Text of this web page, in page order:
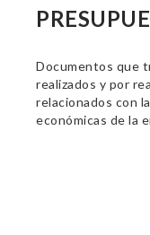
Documentos que
realizados y por
relacionados con
económicas de la